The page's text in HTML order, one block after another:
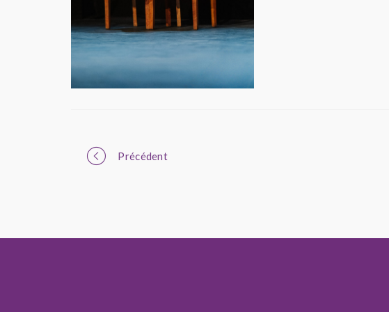
Portfolio
Précédent